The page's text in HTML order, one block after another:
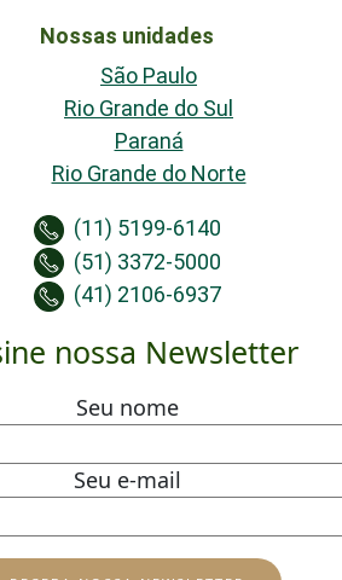
Nossas unidades
São Paulo
Rio Grande do Sul
Paraná
Rio Grande do Norte
(11) 5199-6140
(51) 3372-5000
(41) 2106-6937
nossa Newsletter
Seu nome
Seu e-mail